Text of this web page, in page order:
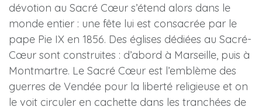
dévotion au Sacré Cœur s’étend alors dans le
monde entier : une fête lui est consacrée par le
pape Pie IX en 1856. Des églises dédiées au Sacré-
Cœur sont construites : d’abord à Marseille, puis à
Montmartre. Le Sacré Cœur est l’emblème des
guerres de Vendée pour la liberté religieuse et on
le voit circuler en cachette dans les tranchées de